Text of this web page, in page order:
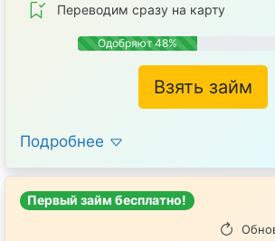
Переводим сразу на карту
Одобряют 48%
Взять займ
Подробнее
Первый займ бесплатно!